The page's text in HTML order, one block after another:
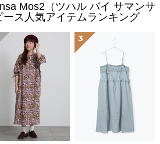
Mos2（ツハル バイ サマンサ
ース人気アイテムランキング
3